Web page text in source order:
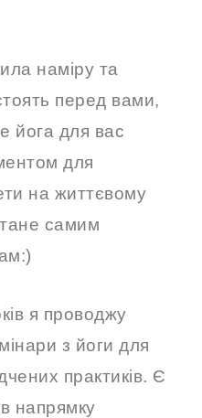
наміру та
перед вами,
йога для вас
для
на життєвому
самим
я проводжу
з йоги для
практиків. Є
напрямку